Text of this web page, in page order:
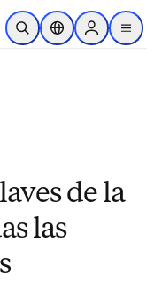
al contenido principal
Abrir búsqueda
Selector deSign in to
menu
de la
las